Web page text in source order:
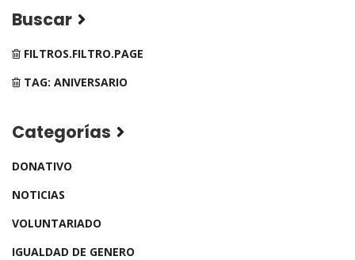
Buscar
FILTROS.FILTRO.PAGE
TAG: ANIVERSARIO
Categorías
DONATIVO
NOTICIAS
VOLUNTARIADO
IGUALDAD DE GENERO